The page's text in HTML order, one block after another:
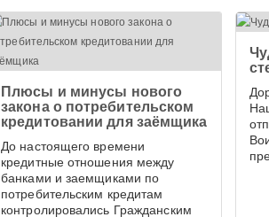
Плюсы и минусы нового
закона о потребительском
кредитовании для заёмщика
До настоящего времени
кредитные отношения между
банками и заемщиками по
потребительским кредитам
контролировались Гражданским